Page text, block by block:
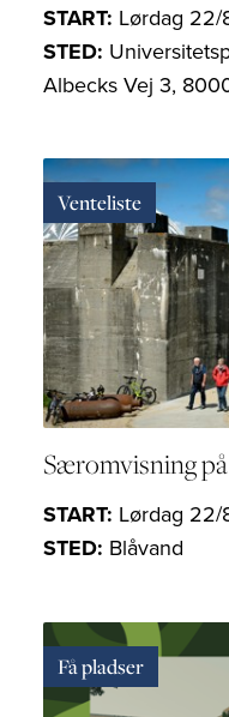
START: Lørdag 22/
STED:
Albecks Vej 3,
Venteliste
Særomvisning
START: Lørdag 22/
STED: Blåvand
Få pladser